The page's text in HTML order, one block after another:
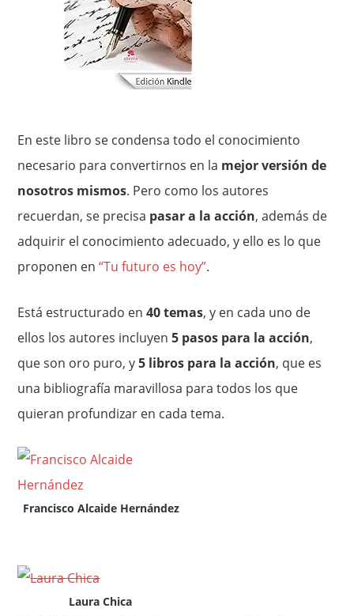
En este libro se condensa todo el conocimiento
necesario para convertirnos en la mejor versión de
nosotros mismos. Pero como los autores
recuerdan, se precisa pasar a la acción, además de
adquirir el conocimiento adecuado, y ello es lo que
proponen en“Tu futuro es hoy”.
Está estructurado en40 temas, y en cada uno de
ellos los autores incluyen5 pasos para la acción,
que son oro puro, y5 libros para la acción, que es
una bibliografía maravillosa para todos los que
quieran profundizar en cada tema.
Francisco Alcaide Hernández
Laura Chica